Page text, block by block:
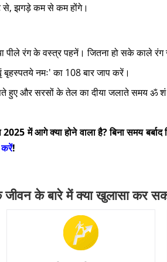
से, झगड़े कम से कम होंगे।
पीले रंग के वस्त्र पहनें। जितना हो सके काले
नमः' का 108 बार जाप करें।
हुए और सरसों के तेल का दीया जलाते समय ॐ शं
में आगे क्या होने वाला है? बिना समय
करें!
जीवन के बारे में क्या खुलासा कर